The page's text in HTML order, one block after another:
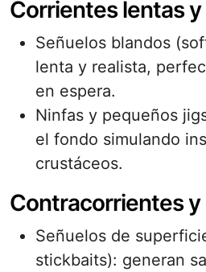
Corrientes lentas
Señuelos blandos
lenta y realista,
en espera.
Ninfas y pequeños
el fondo simulando
crustáceos.
Contracorrientes y
Señuelos de
stickbaits): generan